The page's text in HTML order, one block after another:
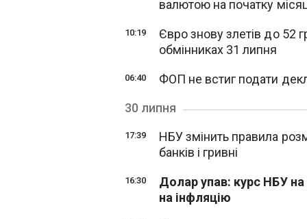
валютою на початку
10:19
Євро знову злетів до 52
обмінниках 31 липня
06:40
ФОП не встиг подати
30 липня
17:39
НБУ змінить правила
банків і гривні
16:30
Долар упав: курс НБУ на
на інфляцію